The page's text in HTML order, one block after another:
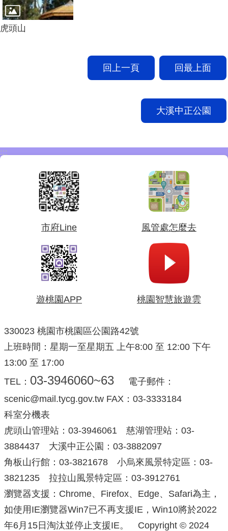
虎頭山
回上一頁 回最上面
大溪中正公園
:::
市府Line 風管處怎麼去
遊桃園APP 桃園智慧旅遊雲
330023 桃園市桃園區公園路42號
上班時間：星期一至星期五 上午8:00 至 12:00 下午
13:00 至 17:00
TEL： 03-3946060~63
電子郵件：
scenic@mail.tycg.gov.tw FAX：03-3333184
科室分機表
虎頭山管理站：03-3946061 慈湖管理站：03-
3884437 大溪中正公園：03-3882097
角板山行館：03-3821678 小烏來風景特定區：03-
3821235 拉拉山風景特定區：03-3912761
瀏覽器支援：Chrome、Firefox、Edge、Safari為主，
如使用IE瀏覽器Win7已不再支援IE，Win10將於2022
年6月15日淘汰並停止支援IE。 Copyright © 2024